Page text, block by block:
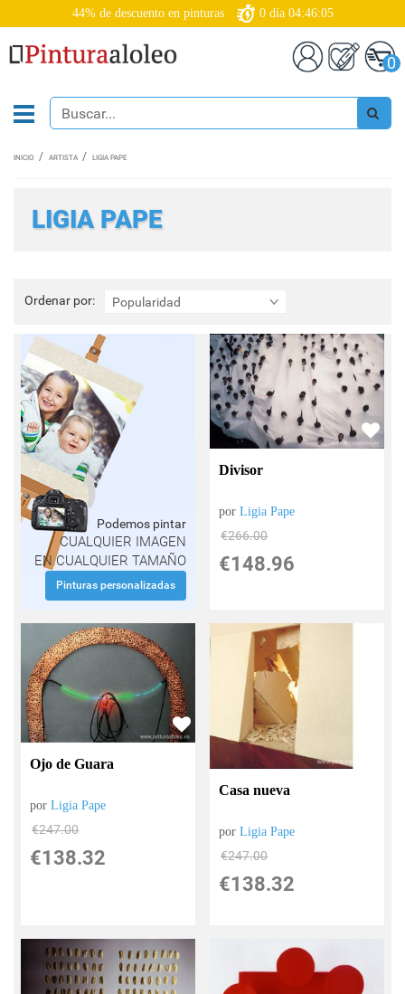
44% de descuento en pinturas 0 día 04:46:03
0
INICIO ARTISTA LIGIA PAPE
LIGIA PAPE
Ordenar por: Popularidad
Ordenar
por:
Podemos pintar
CUALQUIER IMAGEN
EN CUALQUIER TAMAÑO
Pinturas personalizadas
Divisor
porLigia Pape
€266.00
€148.96
Ojo de Guara
porLigia Pape
€247.00
€138.32
Casa nueva
porLigia Pape
€247.00
€138.32